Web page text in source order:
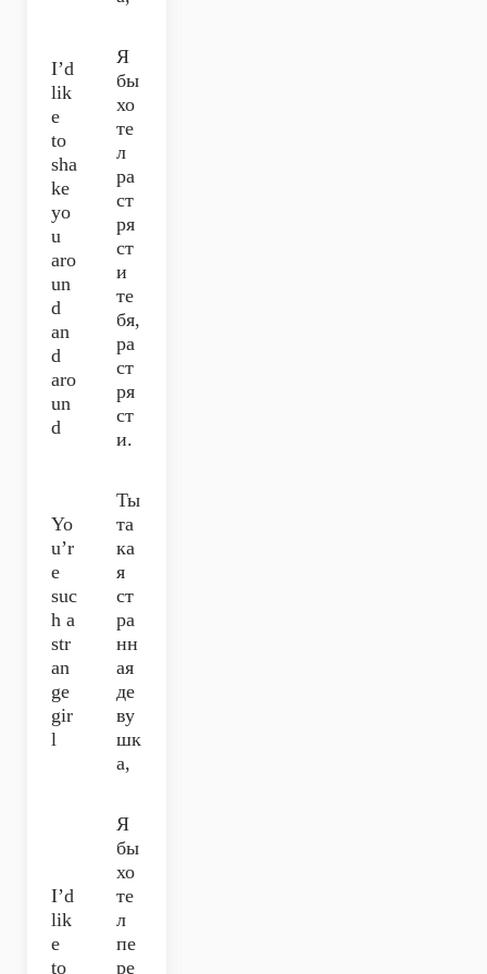
I’d
lik
e
to
sha
ke
yo
u
aro
un
d
an
d
aro
un
d
Я
бы
хо
те
л
ра
ст
ря
ст
и
те
бя,
ра
ст
ря
ст
и.
Yo
u’r
e
suc
h a
str
an
ge
gir
l
Ты
та
ка
я
ст
ра
нн
ая
де
ву
шк
а,
I’d
lik
e
to
Я
бы
хо
те
л
пе
ре